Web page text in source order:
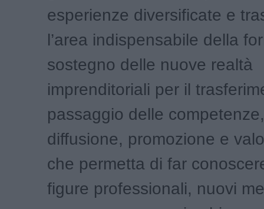
esperienze diversificate e
l’area indispensabile della
sostegno delle nuove realtà
imprenditoriali per il
passaggio delle
diffusione, promozione e
che permetta di far
figure professionali, nuovi